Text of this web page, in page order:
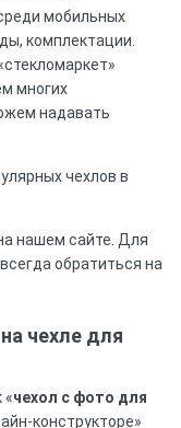
мобильных
комплектации.
многих
надавать
чехлов в
нашем сайте. Для
обратиться на
чехле для
«чехол с фото для
конструкторе»